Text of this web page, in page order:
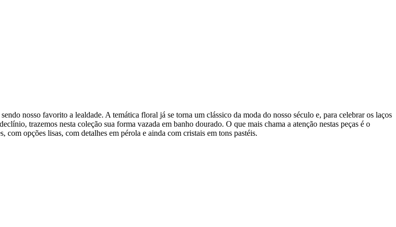
nosso favorito a lealdade. A temática floral já se torna um clássico da moda do nosso século e, para celebrar os laços
trazemos nesta coleção sua forma vazada em banho dourado. O que mais chama a atenção nestas peças é o
com opções lisas, com detalhes em pérola e ainda com cristais em tons pastéis.